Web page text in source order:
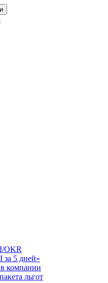
OKR
за 5 дней»
компании
льгот